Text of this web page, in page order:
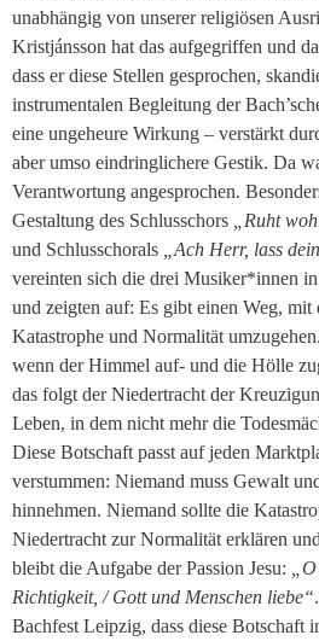
unabhängig von unserer religiösen
Kristjánsson hat das aufgegriffen und
dass er diese Stellen gesprochen,
instrumentalen Begleitung der
eine ungeheure Wirkung – verstärkt
aber umso eindringlichere Gestik. Da
Verantwortung angesprochen.
Gestaltung des Schlusschors
„Ruht
und Schlusschorals
„Ach Herr, lass
vereinten sich die drei Musiker*innen
und zeigten auf: Es gibt einen Weg, mit
Katastrophe und Normalität
wenn der Himmel auf- und die Hölle
das folgt der Niedertracht der
Leben, in dem nicht mehr die
Diese Botschaft passt auf jeden
verstummen: Niemand muss Gewalt
hinnehmen. Niemand sollte die
Niedertracht zur Normalität erklären
bleibt die Aufgabe der Passion Jesu:
Richtigkeit, / Gott und Menschen liebe“
Bachfest Leipzig, dass diese Botschaft